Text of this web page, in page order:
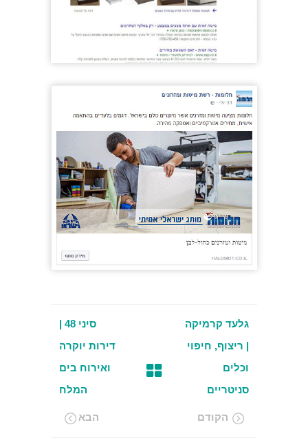
גלעד קרמיקה
| ריצוף, חיפוי
וכלים
סניטריים
הקודם
סיני 48 |
דירות יוקרה
ואירוח בים
המלח
הבא